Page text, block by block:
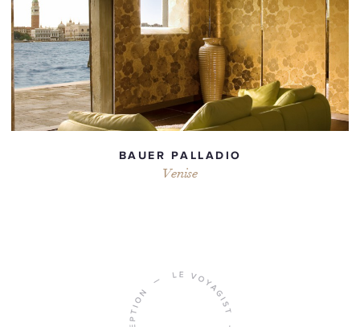
BAUER PALLADIO
Venise